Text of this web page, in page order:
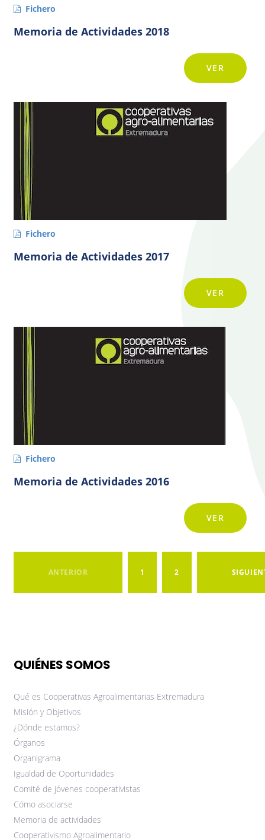
Fichero
Memoria de Actividades 2018
VER
Fichero
Memoria de Actividades 2017
VER
Fichero
Memoria de Actividades 2016
VER
ANTERIOR 1 2
QUIÉNES SOMOS
Qué es Cooperativas Agroalimentarias Extremadura
Misión y Objetivos
¿Dónde estamos?
Órganos
Organigrama
Igualdad de Oportunidades
Comité de jóvenes cooperativistas
Cómo asociarse
Memoria de actividades
Cooperativismo Agroalimentario